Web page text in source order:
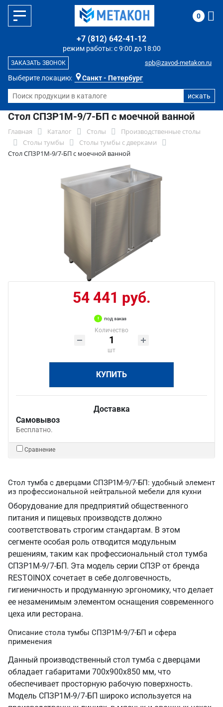
Выберите локацию: Санкт - Петербург
режим работы: с 9:00 до 18:00
+7 (812) 642-41-12
spb@zavod-metakon.ru
ЗАКАЗАТЬ ЗВОНОК
0
Стол СПЗР1М-9/7-БП с моечной ванной
Главная Каталог Столы
Производственные столы
Столы тумбы
Столы тумбы с дверками
Стол СПЗР1М-9/7-БП с моечной ванной
54 441 руб.
под заказ
Количество
шт
КУПИТЬ
Доставка
Самовывоз
Бесплатно.
Сравнение
Стол тумба с дверцами СПЗР1М-9/7-БП: удобный элемент
из профессиональной нейтральной мебели для кухни
Оборудование для предприятий общественного
питания и пищевых производств должно
соответствовать строгим стандартам. В этом
сегменте особая роль отводится модульным
решениям, таким как профессиональный стол тумба
СПЗР1М-9/7-БП. Эта модель серии СПЗР от бренда
RESTOINOX сочетает в себе долговечность,
гигиеничность и продуманную эргономику, что делает
ее незаменимым элементом оснащения современного
цеха или ресторана.
Описание стола тумбы СПЗР1М-9/7-БП и сфера
применения
Данный производственный стол тумба с дверцами
обладает габаритами 700х900х850 мм, что
обеспечивает просторную рабочую поверхность.
Модель СПЗР1М-9/7-БП широко используется на